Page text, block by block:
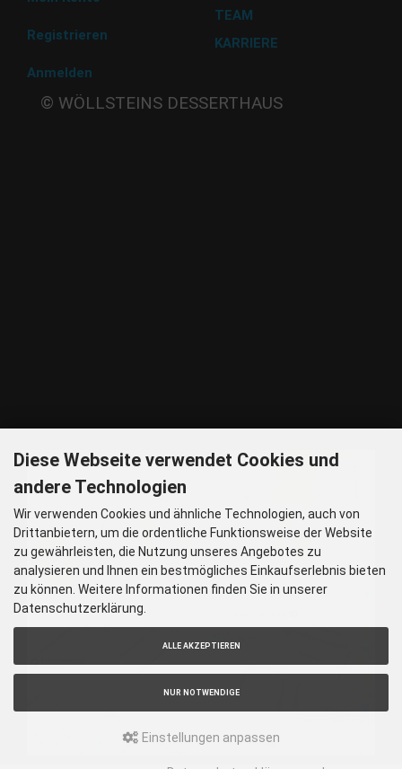
Registrieren
Anmelden
TEAM
KARRIERE
© WÖLLSTEINS DESSERTHAUS
GOOGLE MAPS
Diese Webseite verwendet Cookies und
andere Technologien
Wir verwenden Cookies und ähnliche Technologien, auch von
Drittanbietern, um die ordentliche Funktionsweise der Website
zu gewährleisten, die Nutzung unseres Angebotes zu
analysieren und Ihnen ein bestmögliches Einkaufserlebnis bieten
zu können. Weitere Informationen finden Sie in unserer
Datenschutzerklärung.
ALLE AKZEPTIEREN
NUR NOTWENDIGE
Einstellungen anpassen